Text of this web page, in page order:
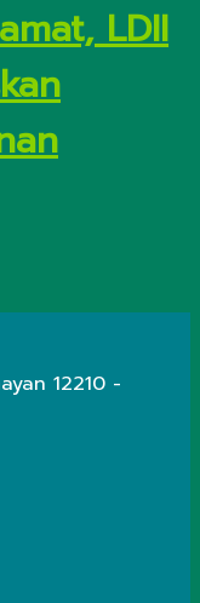
LDII
12210 -